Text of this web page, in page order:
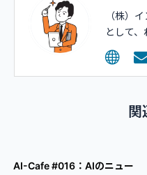
（株）
として
として
を行って
関
AI-Cafe #022：AIツールを